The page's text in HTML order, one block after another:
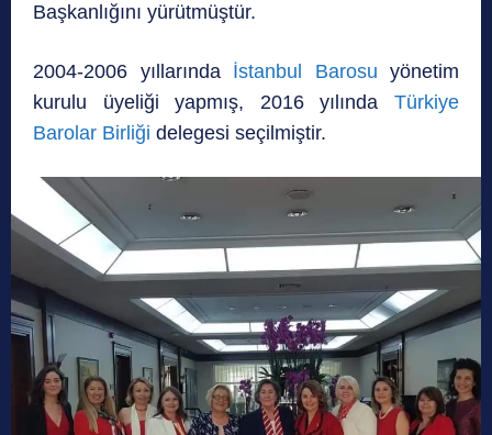
Başkanlığını yürütmüştür.
2004-2006 yıllarında İstanbul Barosu yönetim
kurulu üyeliği yapmış, 2016 yılında Türkiye
Barolar Birliği delegesi seçilmiştir.